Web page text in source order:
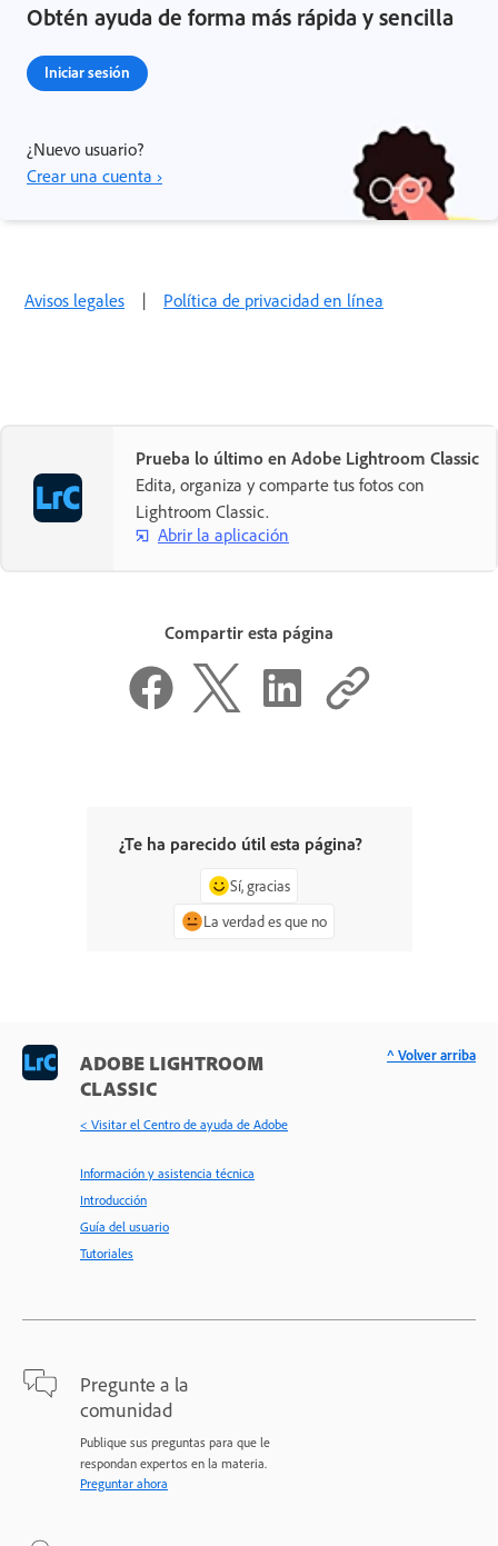
Obtén ayuda de forma más rápida y sencilla
Iniciar sesión
¿Nuevo usuario?
Crear una cuenta ›
Avisos legales | Política de privacidad en línea
Prueba lo último en Adobe Lightroom Classic
Edita, organiza y comparte tus fotos con
Lightroom Classic.
Abrir la aplicación
Compartir esta página
¿Te ha parecido útil esta página?
Sí, gracias
La verdad es que no
ADOBE LIGHTROOM
CLASSIC
< Visitar el Centro de ayuda de Adobe
Información y asistencia técnica
Introducción
Guía del usuario
Tutoriales
Pregunte a la
comunidad
Publique sus preguntas para que le
respondan expertos en la materia.
Preguntar ahora
^ Volver arriba